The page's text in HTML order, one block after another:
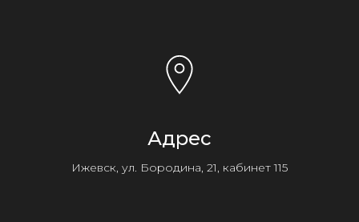
Адрес
Ижевск, ул. Бородина, 21, кабинет 115